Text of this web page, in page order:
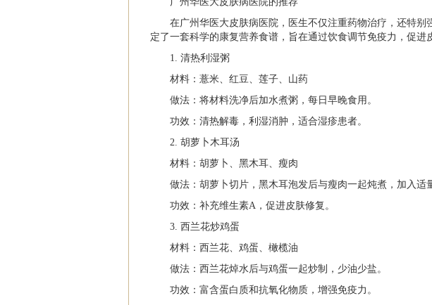
在广州华医大皮肤病医院，医生不仅注重药物治疗，还特别
定了一套科学的康复营养食谱，旨在通过饮食调节免疫力，促进
1. 清热利湿粥
材料：薏米、红豆、莲子、山药
做法：将材料洗净后加水煮粥，每日早晚食用。
功效：清热解毒，利湿消肿，适合湿疹患者。
2. 胡萝卜木耳汤
材料：胡萝卜、黑木耳、瘦肉
做法：胡萝卜切片，黑木耳泡发后与瘦肉一起炖煮，加入适
功效：补充维生素A，促进皮肤修复。
3. 西兰花炒鸡蛋
材料：西兰花、鸡蛋、橄榄油
做法：西兰花焯水后与鸡蛋一起炒制，少油少盐。
功效：富含蛋白质和抗氧化物质，增强免疫力。